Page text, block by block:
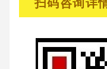
扫码咨询详